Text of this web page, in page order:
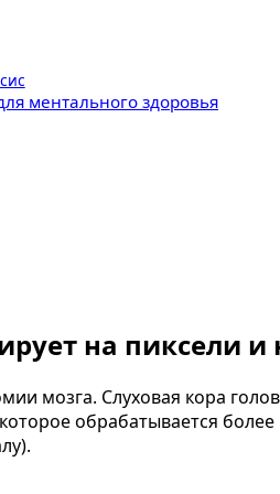
ментального здоровья
на пиксели и
мозга. Слуховая кора
обрабатывается